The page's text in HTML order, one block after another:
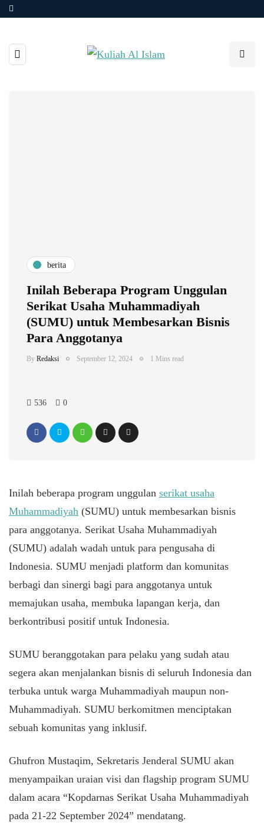
berita
Inilah Beberapa Program Unggulan
Serikat Usaha Muhammadiyah
(SUMU) untuk Membesarkan Bisnis
Para Anggotanya
By Redaksi September 12, 2024 1 Mins read
536 0
Inilah beberapa program unggulan serikat usaha
Muhammadiyah (SUMU) untuk membesarkan bisnis
para anggotanya. Serikat Usaha Muhammadiyah
(SUMU) adalah wadah untuk para pengusaha di
Indonesia. SUMU menjadi platform dan komunitas
berbagi dan sinergi bagi para anggotanya untuk
memajukan usaha, membuka lapangan kerja, dan
berkontribusi positif untuk Indonesia.
SUMU beranggotakan para pelaku yang sudah atau
segera akan menjalankan bisnis di seluruh Indonesia dan
terbuka untuk warga Muhammadiyah maupun non-
Muhammadiyah. SUMU berkomitmen menciptakan
sebuah komunitas yang inklusif.
Ghufron Mustaqim, Sekretaris Jenderal SUMU akan
menyampaikan uraian visi dan flagship program SUMU
dalam acara “Kopdarnas Serikat Usaha Muhammadiyah
pada 21-22 September 2024” mendatang.